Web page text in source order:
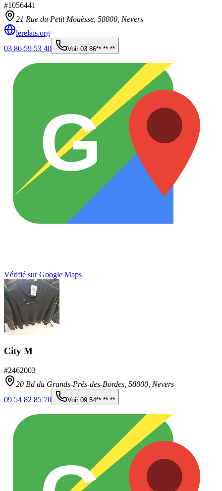
#1056441
21 Rue du Petit Mouësse, 58000 Nevers
lerelais.org
03 86 59 53 40
Voir 03 86** ** **
G
Vérifié sur Google Maps
City M
#2462003
20 Bd du Grands-Prés-des-Bordes, 58000 Nevers
09 54 82 85 70
Voir 09 54** ** **